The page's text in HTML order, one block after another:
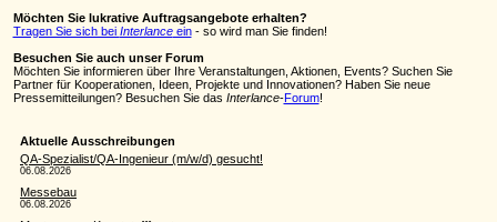
Möchten Sie lukrative Auftragsangebote erhalten?
Tragen Sie sich bei Interlanceein- so wird man Sie finden!
Besuchen Sie auch unser Forum
Möchten Sie informieren über Ihre Veranstaltungen, Aktionen, Events? Suchen Sie
Partner für Kooperationen, Ideen, Projekte und Innovationen? Haben Sie neue
Pressemitteilungen? Besuchen Sie das Interlance-Forum!